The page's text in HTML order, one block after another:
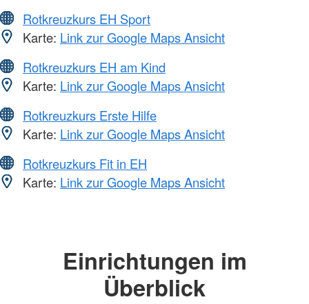
Rotkreuzkurs EH Sport
Karte: Link zur Google Maps Ansicht
Rotkreuzkurs EH am Kind
Karte: Link zur Google Maps Ansicht
Rotkreuzkurs Erste Hilfe
Karte: Link zur Google Maps Ansicht
Rotkreuzkurs Fit in EH
Karte: Link zur Google Maps Ansicht
Einrichtungen im
Überblick